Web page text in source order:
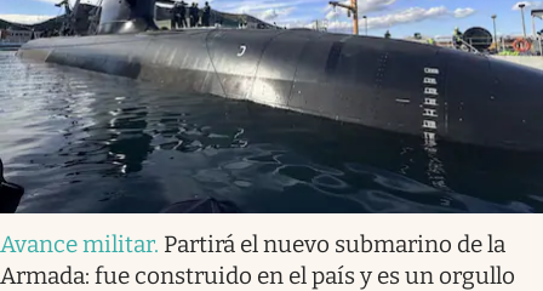
Avance militar. Partirá el nuevo submarino de la
Armada: fue construido en el país y es un orgullo